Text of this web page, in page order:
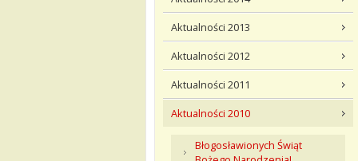
Aktualności 2013
Aktualności 2012
Aktualności 2011
Aktualności 2010
Błogosławionych Świąt